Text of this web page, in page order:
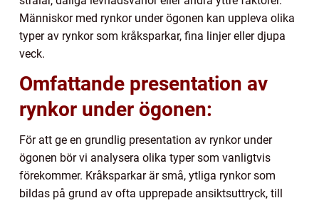
Människor med rynkor under ögonen kan uppleva olika
typer av rynkor som kråksparkar, fina linjer eller djupa
veck.
Omfattande presentation av
rynkor under ögonen:
För att ge en grundlig presentation av rynkor under
ögonen bör vi analysera olika typer som vanligtvis
förekommer. Kråksparkar är små, ytliga rynkor som
bildas på grund av ofta upprepade ansiktsuttryck, till